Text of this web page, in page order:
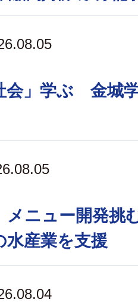
会」学ぶ 金城
メニュー開発
水産業を支援